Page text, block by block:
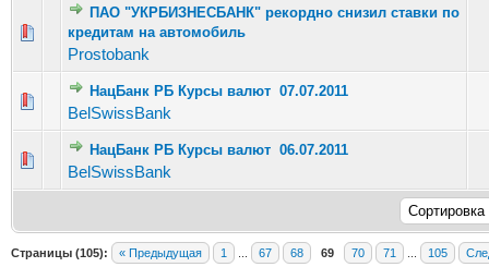
ПАО "УКРБИЗНЕСБАНК" рекордно снизил ставки по
кредитам на автомобиль
Prostobank
Голосов: 11 - Средняя оценка: 2.36 из 5
1 234 5
НацБанк РБ Курсы валют 07.07.2011
BelSwissBank
Голосов: 5 - Средняя оценка: 2.8 из 5
123 4 5
НацБанк РБ Курсы валют 06.07.2011
BelSwissBank
Голосов: 4 - Средняя оценка: 3.25 из 5
123 4 5
Страницы (105): « Предыдущая 1 67 68 69 70 71 105